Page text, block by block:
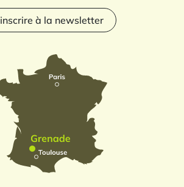
à la newsletter